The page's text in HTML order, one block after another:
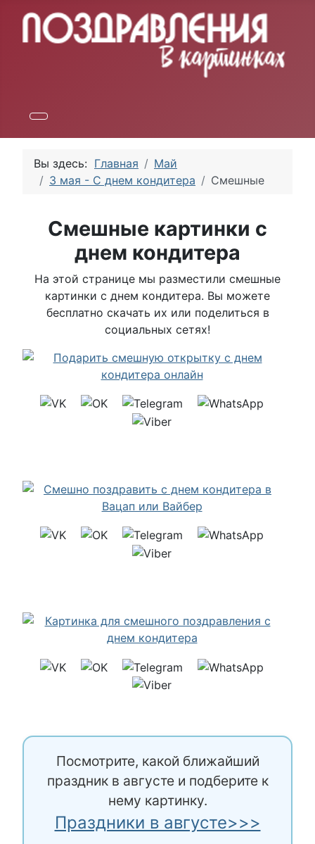
Вы здесь: Главная
Май
3 мая - С днем кондитера
Смешные
Смешные картинки с
днем кондитера
На этой странице мы разместили смешные
картинки с днем кондитера. Вы можете
бесплатно скачать их или поделиться в
социальных сетях!
Посмотрите, какой ближайший
праздник в августе и подберите к
нему картинку.
Праздники в августе>>>